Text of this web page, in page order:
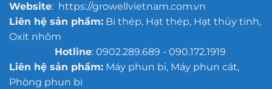
Website: https://growellvietnam.com.vn
Liên hệ sản phẩm:Bi thép, Hạt thép, Hạt thủy tinh,
Oxit nhôm
Hotline: 0902.289.689 - 090.172.1919
Liên hệ sản phẩm:Máy phun bi, Máy phun cát,
Phòng phun bi